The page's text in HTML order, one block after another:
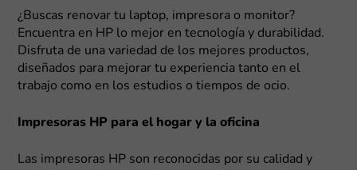
¿Buscas renovar tu laptop, impresora o monitor?
Encuentra en HP lo mejor en tecnología y durabilidad.
Disfruta de una variedad de los mejores productos,
diseñados para mejorar tu experiencia tanto en el
trabajo como en los estudios o tiempos de ocio.
Impresoras HP para el hogar y la oficina
Las impresoras HP son reconocidas por su calidad y